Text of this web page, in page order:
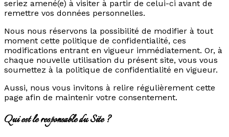
seriez amené(e) à visiter à partir de celui-ci avant de
remettre vos données personnelles.
Nous nous réservons la possibilité de modifier à tout
moment cette politique de confidentialité, ces
modifications entrant en vigueur immédiatement. Or, à
chaque nouvelle utilisation du présent site, vous vous
soumettez à la politique de confidentialité en vigueur.
Aussi, nous vous invitons à relire régulièrement cette
page afin de maintenir votre consentement.
Qui est le responsable du Site ?